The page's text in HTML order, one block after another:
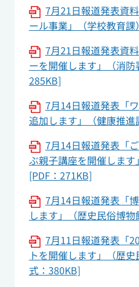
7月21日報道発表資
ール事業」（学校教育
7月21日報道発表資
ーを開催します」（消防
285KB]
7月14日報道発表「
追加します」（健康推
7月14日報道発表「
ぶ親子講座を開催します
[PDF：271KB]
7月14日報道発表「
します」（歴史民俗博
7月11日報道発表「
トを開催します」（歴
式：380KB]